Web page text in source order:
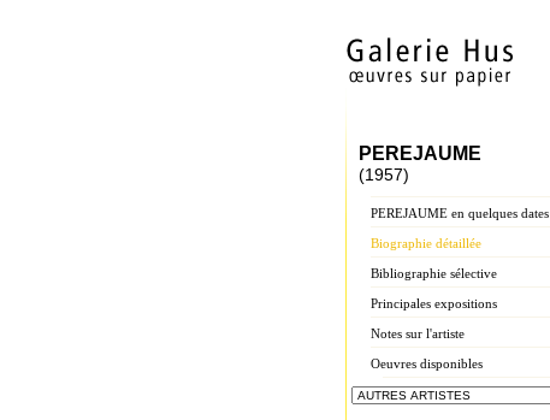
PEREJAUME
(1957)
PEREJAUME en quelques dates
Biographie détaillée
Bibliographie sélective
Principales expositions
Notes sur l'artiste
Oeuvres disponibles